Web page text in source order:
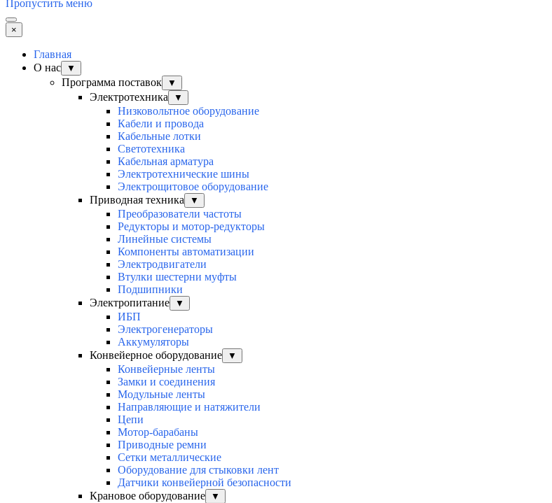
Пропустить меню
×
Главная
О нас
▼
Программа поставок ▼
Электротехника ▼
Низковольтное оборудование
Кабели и провода
Кабельные лотки
Светотехника
Кабельная арматура
Электротехнические шины
Электрощитовое оборудование
Приводная техника
▼
Преобразователи частоты
Редукторы и мотор-редукторы
Линейные системы
Компоненты автоматизации
Электродвигатели
Втулки шестерни муфты
Подшипники
Электропитание
▼
ИБП
Электрогенераторы
Аккумуляторы
Конвейерное оборудование
▼
Конвейерные ленты
Замки и соединения
Модульные ленты
Направляющие и натяжители
Цепи
Мотор-барабаны
Приводные ремни
Сетки металлические
Оборудование для стыковки лент
Датчики конвейерной безопасности
Крановое оборудование
▼